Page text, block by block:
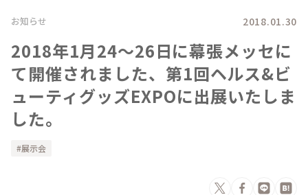
お知らせ 2018.01.30
2018年1月24～26日に幕張メッセに
て開催されました、第1回ヘルス&ビ
ューティグッズEXPOに出展いたしま
した。
展示会